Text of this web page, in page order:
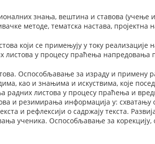
знања, вештина и ставова (учење
методе, тематска настава, пројектна
који се примењују у току реализације
у процесу праћења напредовања
Оспособљавање за израду и примену
као и знањима и искуствима, које
листова у процесу праћења и
и резимирања информација у: схватању
и рефлексији о садржају текста.
ученика. Оспособљавање за корекцију,